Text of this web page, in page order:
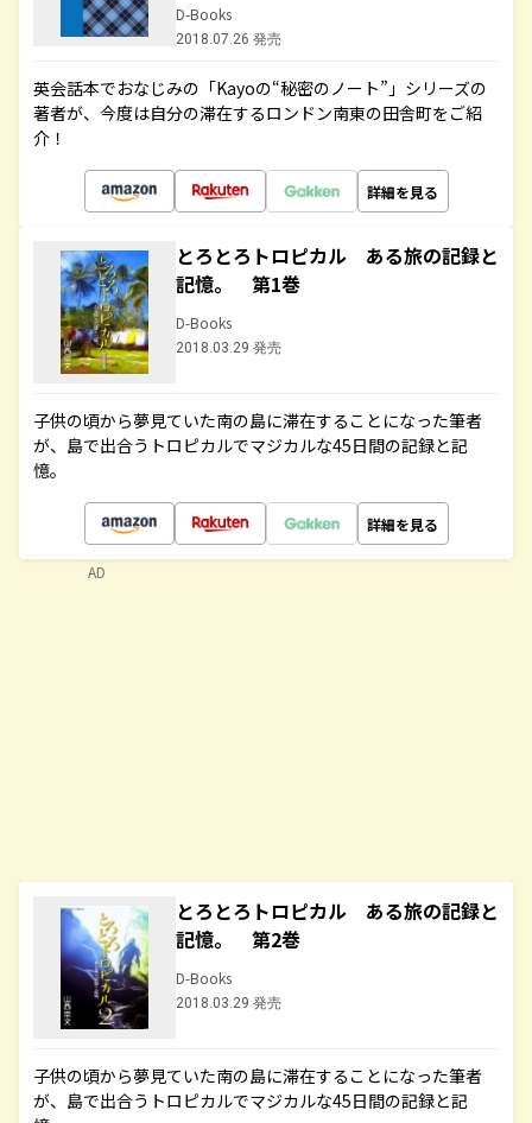
D-Books
2018.07.26 発売
英会話本でおなじみの「Kayoの“秘密のノート”」シリーズの
著者が、今度は自分の滞在するロンドン南東の田舎町をご紹
介！
詳細を見る
とろとろトロピカル ある旅の記録と
記憶。 第1巻
D-Books
2018.03.29 発売
子供の頃から夢見ていた南の島に滞在することになった筆者
が、島で出合うトロピカルでマジカルな45日間の記録と記
憶。
詳細を見る
とろとろトロピカル ある旅の記録と
記憶。 第2巻
D-Books
2018.03.29 発売
子供の頃から夢見ていた南の島に滞在することになった筆者
が、島で出合うトロピカルでマジカルな45日間の記録と記
AD